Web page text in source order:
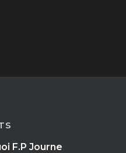
F.P Journe